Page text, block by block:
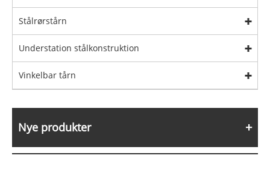
Stålrørstårn
Understation stålkonstruktion
Vinkelbar tårn
Nye produkter